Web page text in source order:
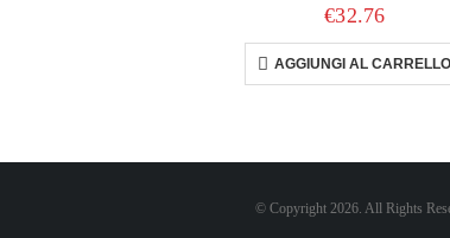
€32.76
AGGIUNGI AL CARRELLO
© Copyright 2026. All Rights